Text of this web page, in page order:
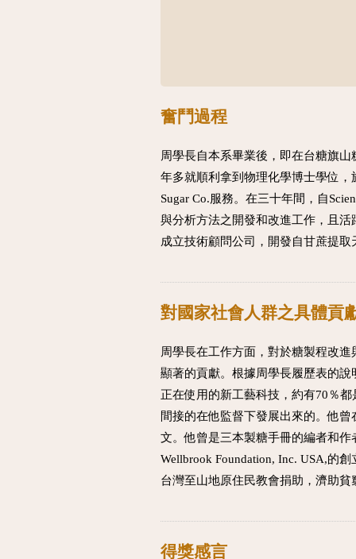
奮鬥過程
周學長自本系畢業後，即在台糖旗
年多就順利拿到物理化學博士學位
Sugar Co.服務。在三十年間，自
與分析方法之開發和改進工作，且
成立技術顧問公司，開發自甘蔗提
對國家社會人群之具體貢
周學長在工作方面，對於糖製程改
顯著的貢獻。根據周學長履歷表的
正在使用的新工藝科技，約有70％
間接的在他監督下發展出來的。他
文。他曾是三本製糖手冊的編者和
Wellbrook Foundation, Inc. USA,的
台灣至山地原住民教會捐助，濟助貧
得獎感言